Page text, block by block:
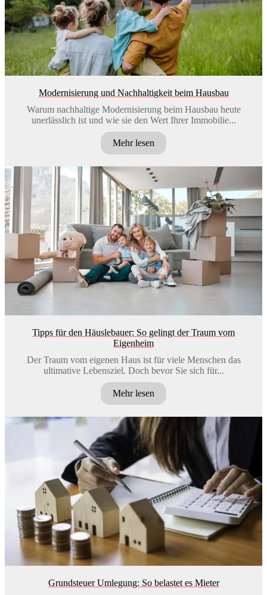
Modernisierung und Nachhaltigkeit beim Hausbau
Warum nachhaltige Modernisierung beim Hausbau heute
unerlässlich ist und wie sie den Wert Ihrer Immobilie...
Mehr lesen
Tipps für den Häuslebauer: So gelingt der Traum vom
Eigenheim
Der Traum vom eigenen Haus ist für viele Menschen das
ultimative Lebensziel. Doch bevor Sie sich für...
Mehr lesen
Grundsteuer Umlegung: So belastet es Mieter